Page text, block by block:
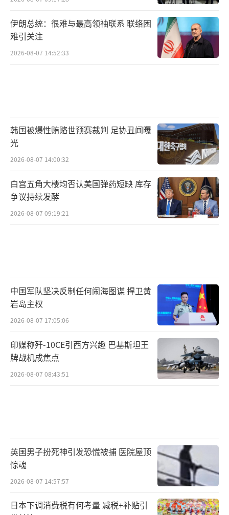
伊朗总统：很难与最高领袖联系 联络困
难引关注
2026-08-07 14:52:33
韩国被爆性贿赂世预赛裁判 足协丑闻曝
光
2026-08-07 14:00:32
白宫五角大楼均否认美国弹药短缺 库存
争议持续发酵
2026-08-07 09:19:21
中国军队坚决反制任何闹海图谋 捍卫黄
岩岛主权
2026-08-07 17:05:06
印媒称歼-10CE引西方兴趣 巴基斯坦王
牌战机成焦点
2026-08-07 08:43:51
英国男子扮死神引发恐慌被捕 医院屋顶
惊魂
2026-08-07 14:57:57
日本下调消费税有何考量 减税+补贴引